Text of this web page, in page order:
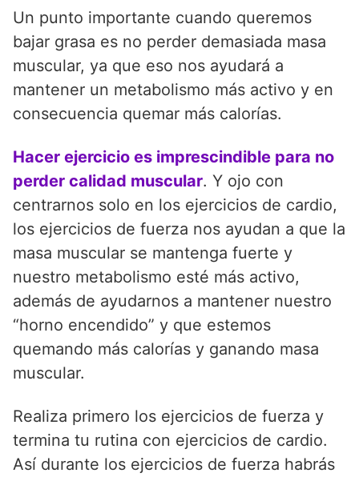
Un punto importante cuando queremos
bajar grasa es no perder demasiada masa
muscular, ya que eso nos ayudará a
mantener un metabolismo más activo y en
consecuencia quemar más calorías.
Hacer ejercicio es imprescindible para no
perder calidad muscular. Y ojo con
centrarnos solo en los ejercicios de cardio,
los ejercicios de fuerza nos ayudan a que la
masa muscular se mantenga fuerte y
nuestro metabolismo esté más activo,
además de ayudarnos a mantener nuestro
“horno encendido” y que estemos
quemando más calorías y ganando masa
muscular.
Realiza primero los ejercicios de fuerza y
termina tu rutina con ejercicios de cardio.
Así durante los ejercicios de fuerza habrás